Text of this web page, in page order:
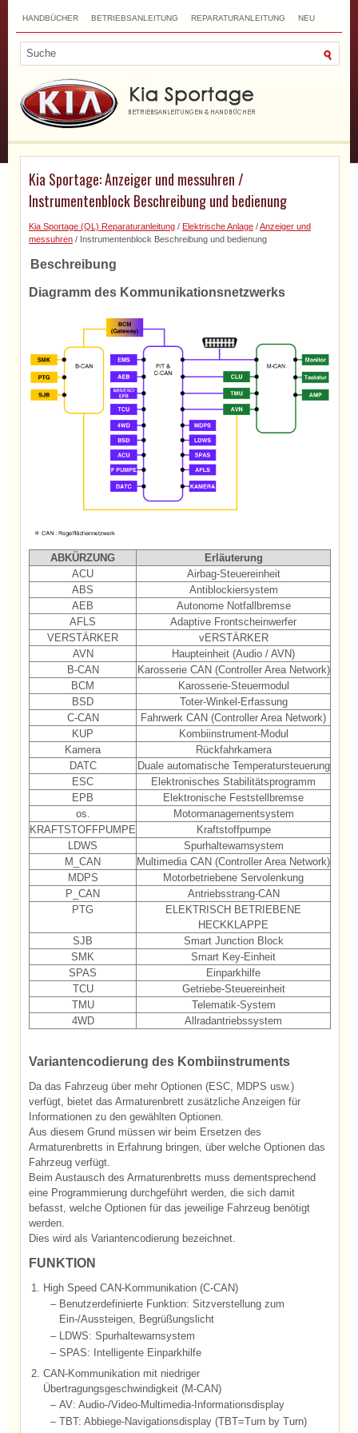
HANDBÜCHER BETRIEBSANLEITUNG REPARATURANLEITUNG NEU
Kia Sportage: Anzeiger und messuhren /
Instrumentenblock Beschreibung und bedienung
Kia Sportage (QL) Reparaturanleitung / Elektrische Anlage /Anzeiger und
messuhren / Instrumentenblock Beschreibung und bedienung
Beschreibung
Diagramm des Kommunikationsnetzwerks
ABKÜRZUNG
Erläuterung
ACU
Airbag-Steuereinheit
ABS
Antiblockiersystem
AEB
Autonome Notfallbremse
AFLS
Adaptive Frontscheinwerfer
VERSTÄRKER
vERSTÄRKER
AVN
Haupteinheit (Audio / AVN)
B-CAN
Karosserie CAN (Controller Area Network)
BCM
Karosserie-Steuermodul
BSD
Toter-Winkel-Erfassung
C-CAN
Fahrwerk CAN (Controller Area Network)
KUP
Kombiinstrument-Modul
Kamera
Rückfahrkamera
DATC
Duale automatische Temperatursteuerung
ESC
Elektronisches Stabilitätsprogramm
EPB
Elektronische Feststellbremse
os.
Motormanagementsystem
KRAFTSTOFFPUMPE
Kraftstoffpumpe
LDWS
Spurhaltewarnsystem
M_CAN
Multimedia CAN (Controller Area Network)
MDPS
Motorbetriebene Servolenkung
P_CAN
Antriebsstrang-CAN
PTG
ELEKTRISCH BETRIEBENE
HECKKLAPPE
SJB
Smart Junction Block
SMK
Smart Key-Einheit
SPAS
Einparkhilfe
TCU
Getriebe-Steuereinheit
TMU
Telematik-System
4WD
Allradantriebssystem
Variantencodierung des Kombiinstruments
Da das Fahrzeug über mehr Optionen (ESC, MDPS usw.)
verfügt, bietet das Armaturenbrett zusätzliche Anzeigen für
Informationen zu den gewählten Optionen.
Aus diesem Grund müssen wir beim Ersetzen des
Armaturenbretts in Erfahrung bringen, über welche Optionen das
Fahrzeug verfügt.
Beim Austausch des Armaturenbretts muss dementsprechend
eine Programmierung durchgeführt werden, die sich damit
befasst, welche Optionen für das jeweilige Fahrzeug benötigt
werden.
Dies wird als Variantencodierung bezeichnet.
FUNKTION
1. High Speed CAN-Kommunikation (C-CAN)
– Benutzerdefinierte Funktion: Sitzverstellung zum
Ein-/Aussteigen, Begrüßungslicht
– LDWS: Spurhaltewarnsystem
– SPAS: Intelligente Einparkhilfe
2. CAN-Kommunikation mit niedriger
Übertragungsgeschwindigkeit (M-CAN)
– AV: Audio-/Video-Multimedia-Informationsdisplay
– TBT: Abbiege-Navigationsdisplay (TBT=Turn by Turn)